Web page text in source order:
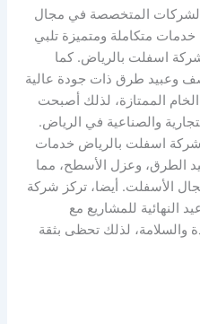
المتخصصة في مجال
متكاملة ومتميزة تلبي
اسفلت بالرياض. كما
وعبيد طرق ذات جودة عالية
الممتازة، لذلك أصبحت
والصناعية في الرياض.
اسفلت بالرياض خدمات
الطرق، وعزل الأسطح، مما
الأسفلت. أيضا، تركز شركة
النهائية للمشاريع مع
والسلامة، لذلك تحظى بثقة